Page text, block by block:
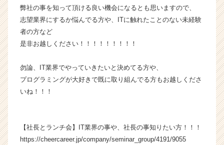
業
ら
カ
ト
が
サ
イ
弊社の事を知って頂ける良い機会になるとも思いますので、
志望業界にするか悩んでる方や、ITに触れたことのない未経験
者の方など
是非お越しください！！！！！！！！！
勿論、IT業界でやっていきたいと決めてる方や、
プログラミングが大好きで既に取り組んでる方もお越しくださ
いね！！！
【社長とランチ会】IT業界の事や、社長の事知りたい方！！！
https://cheercareer.jp/company/seminar_group/4191/9055